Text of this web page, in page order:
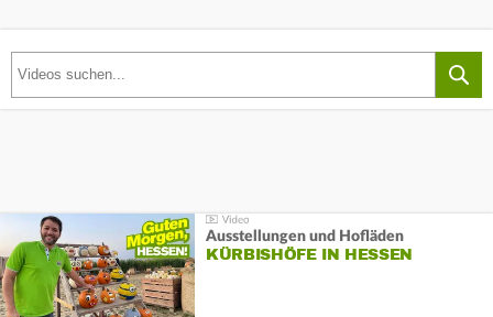
Ausstellungen und Hofläden
KÜRBISHÖFE IN HESSEN